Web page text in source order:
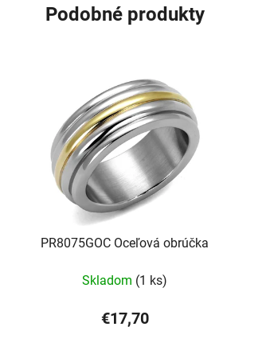
Podobné produkty
PR8075GOC Oceľová obrúčka
Skladom (1 ks)
€17,70